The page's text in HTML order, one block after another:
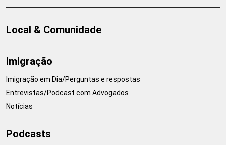
Local & Comunidade
Imigração
Imigração em Dia/Perguntas e respostas
Entrevistas/Podcast com Advogados
Notícias
Podcasts